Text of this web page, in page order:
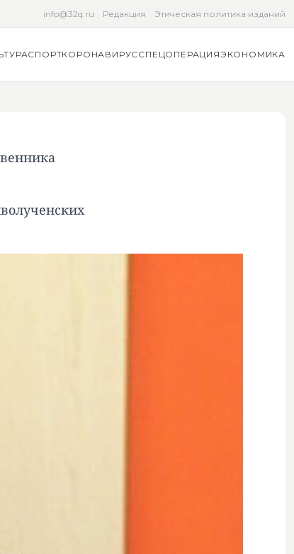
info@32q.ru Редакция Этическая политика изданий
СПОРТКОРОНАВИРУССПЕЦОПЕРАЦИЯЭКОНОМИКА